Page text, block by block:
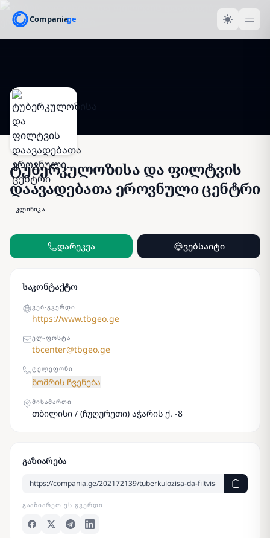
ტუბერკულოზისა და ფილტვის
დაავადებათა ეროვნული ცენტრი
კლინიკა
დარეკვა ვებსაიტი
საკონტაქტო
ᲕᲔᲑ-ᲒᲕᲔᲠᲓᲘ
https://www.tbgeo.ge
ᲔᲚ-ᲤᲝᲡᲢᲐ
tbcenter@tbgeo.ge
ᲢᲔᲚᲔᲤᲝᲜᲘ
ნომრის ჩვენება
ᲛᲘᲡᲐᲛᲐᲠᲗᲘ
თბილისი / (ჩუღურეთი) აჭარის ქ. -8
გაზიარება
ᲒᲐᲐᲖᲘᲐᲠᲔᲗ ᲔᲡ ᲒᲕᲔᲠᲓᲘ